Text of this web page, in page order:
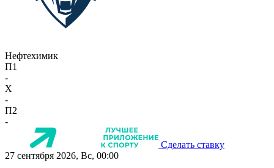
Нефтехимик
П1
-
X
-
П2
-
Сделать ставку
27 сентября 2026, Вс, 00:00